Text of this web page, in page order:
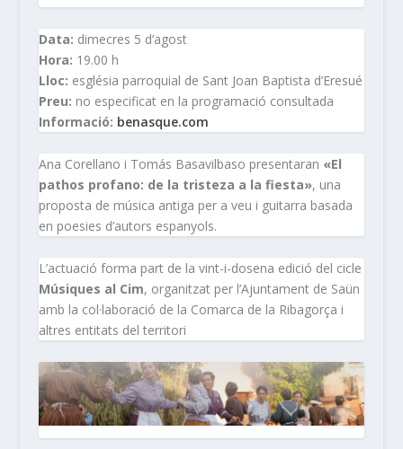
Data: dimecres 5 d’agost
Hora: 19.00 h
Lloc: església parroquial de Sant Joan Baptista d’Eresué
Preu: no especificat en la programació consultada
Informació: benasque.com
Ana Corellano i Tomás Basavilbaso presentaran «El
pathos profano: de la tristeza a la fiesta», una
proposta de música antiga per a veu i guitarra basada
en poesies d’autors espanyols.
L’actuació forma part de la vint-i-dosena edició del cicle
Músiques al Cim, organitzat per l’Ajuntament de Saün
amb la col·laboració de la Comarca de la Ribagorça i
altres entitats del territori